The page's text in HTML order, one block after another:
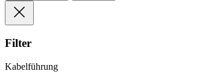
Filter
Kabelführung